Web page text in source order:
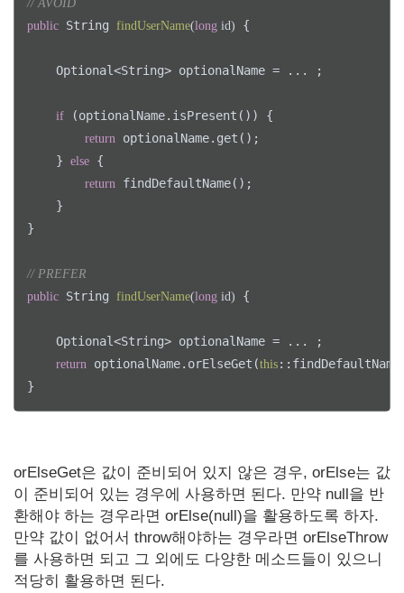
// AVOID
public String findUserName(long id) {
    Optional<String> optionalName = ... ;
if (optionalName.isPresent()) {
return
optionalName.get();
    }
else {
return
findDefaultName();
    }
}
// PREFER
public String findUserName(long id) {
    Optional<String> optionalName = ... ;
return optionalName.orElseGet(this
}
orElseGet은 값이 준비되어 있지 않은 경우, orElse는 값
이 준비되어 있는 경우에 사용하면 된다. 만약 null을 반
환해야 하는 경우라면 orElse(null)을 활용하도록 하자.
만약 값이 없어서 throw해야하는 경우라면 orElseThrow
를 사용하면 되고 그 외에도 다양한 메소드들이 있으니
적당히 활용하면 된다.